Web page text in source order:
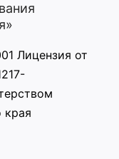
Лицензия от
края